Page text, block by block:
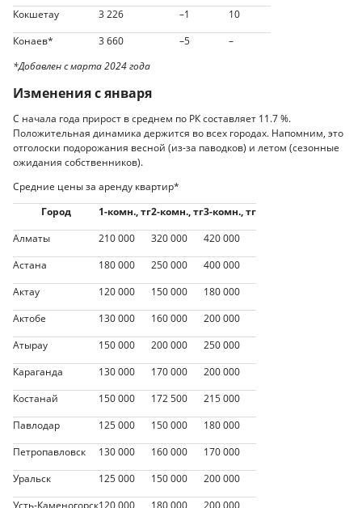
Кокшетау
3 226 –1
10
Конаев*
3 660 –5
–
*Добавлен с марта 2024 года
Изменения с января
C начала года прирост в среднем по РК составляет 11.7 %.
Положительная динамика держится во всех городах. Напомним, это
отголоски подорожания весной (из-за паводков) и летом (сезонные
ожидания собственников).
Средние цены за аренду квартир*
Город
1-комн., тг2-комн., тг3-комн., тг
Алматы
210 000 320 000
420 000
Астана
180 000 250 000
400 000
Актау
120 000 150 000
180 000
Актобе
130 000 160 000
200 000
Атырау
150 000 200 000
250 000
Караганда
130 000 170 000
200 000
Костанай
150 000 172 500
215 000
Павлодар
125 000 150 000
180 000
Петропавловск
130 000 160 000
170 000
Уральск
125 000 150 000
200 000